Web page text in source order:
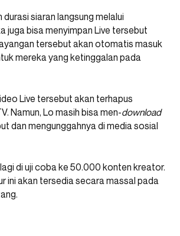
durasi siaran langsung melalui
juga bisa menyimpan Live tersebut
tersebut akan otomatis masuk
mereka yang ketinggalan pada
Live tersebut akan terhapus
Namun, Lo masih bisa men-download
dan mengunggahnya di media sosial
di uji coba ke 50.000 konten kreator.
ini akan tersedia secara massal pada